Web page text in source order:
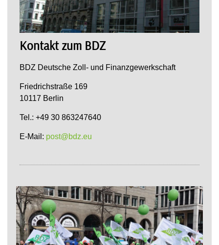
Kontakt zum BDZ
BDZ Deutsche Zoll- und Finanzgewerkschaft
Friedrichstraße 169
10117 Berlin
Tel.: +49 30 863247640
E-Mail: post@bdz.eu